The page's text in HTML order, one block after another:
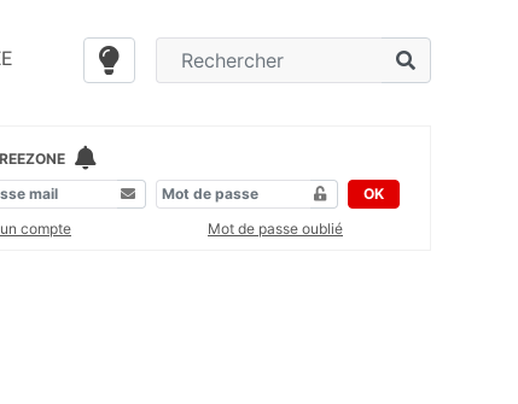
OK
compte
Mot de passe oublié